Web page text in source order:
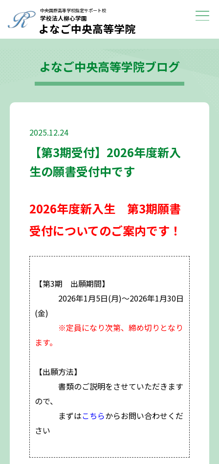
中央国際高等学校指定サポート校
学校法人柳心学園
よなご中央高等学院
学校紹介
進路に迷っている方へ
よくある質問
よなご中央高等学院ブログ
2025.12.24
【第3期受付】2026年度新入
生の願書受付中です
2026年度新入生 第3期願書
受付についてのご案内です！
【第3期 出願期間】
2026年1月5日(月)～2026年1月30日
(金)
※定員になり次第、締め切りとなり
ます。
【出願方法】
書類のご説明をさせていただきます
ので、
まずはこちらからお問い合わせくだ
さい